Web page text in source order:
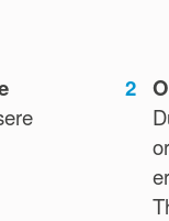
vor/nach OP
2